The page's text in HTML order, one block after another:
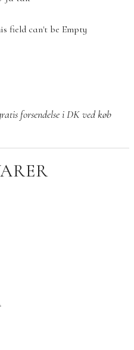
field can't be Empty
forsendelse i DK ved køb